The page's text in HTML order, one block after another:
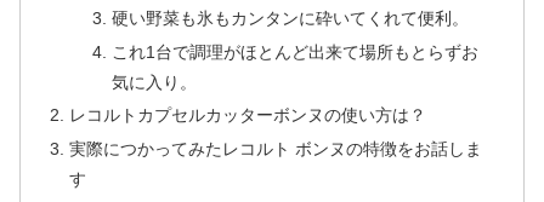
硬い野菜も氷もカンタンに砕いてくれて便利。
これ1台で調理がほとんど出来て場所もとらずお
気に入り。
レコルトカプセルカッターボンヌの使い方は？
実際につかってみたレコルト ボンヌの特徴をお話しま
す